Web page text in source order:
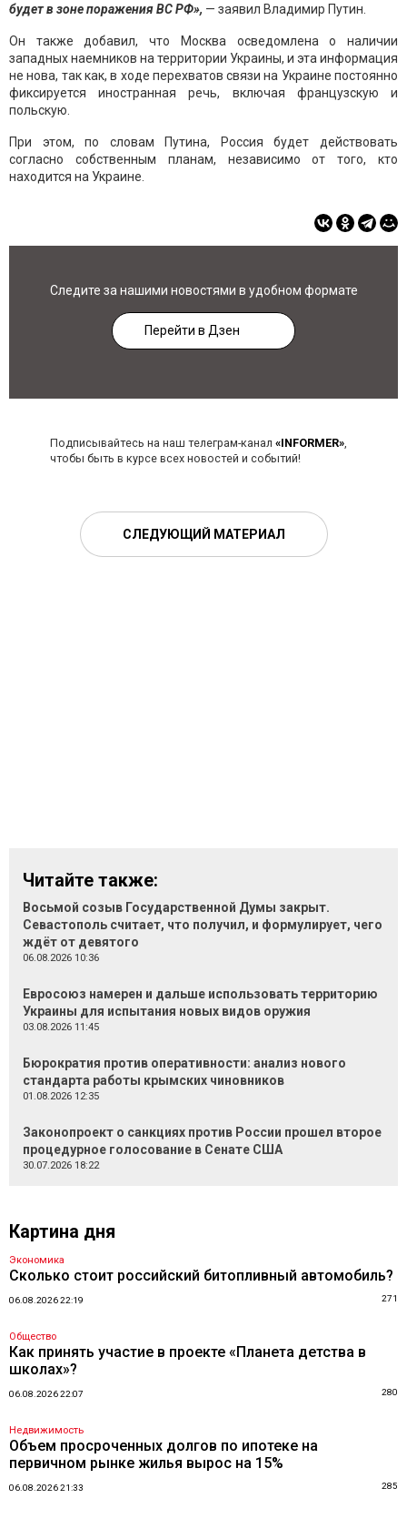
будет в зоне поражения ВС РФ», — заявил Владимир Путин.
Он также добавил, что Москва осведомлена о наличии
западных наемников на территории Украины, и эта информация
не нова, так как, в ходе перехватов связи на Украине постоянно
фиксируется иностранная речь, включая французскую и
польскую.
При этом, по словам Путина, Россия будет действовать
согласно собственным планам, независимо от того, кто
находится на Украине.
Следите за нашими новостями в удобном формате
Перейти в Дзен
Подписывайтесь на наш телеграм-канал «INFORMER»,
чтобы быть в курсе всех новостей и событий!
СЛЕДУЮЩИЙ МАТЕРИАЛ
Читайте также:
Восьмой созыв Государственной Думы закрыт.
Севастополь считает, что получил, и формулирует, чего
ждёт от девятого
06.08.2026 10:36
Евросоюз намерен и дальше использовать территорию
Украины для испытания новых видов оружия
03.08.2026 11:45
Бюрократия против оперативности: анализ нового
стандарта работы крымских чиновников
01.08.2026 12:35
Законопроект о санкциях против России прошел второе
процедурное голосование в Сенате США
30.07.2026 18:22
Картина дня
Экономика
Сколько стоит российский битопливный автомобиль?
06.08.2026 22:19 271
Общество
Как принять участие в проекте «Планета детства в
школах»?
06.08.2026 22:07 280
Недвижимость
Объем просроченных долгов по ипотеке на
первичном рынке жилья вырос на 15%
06.08.2026 21:33 285